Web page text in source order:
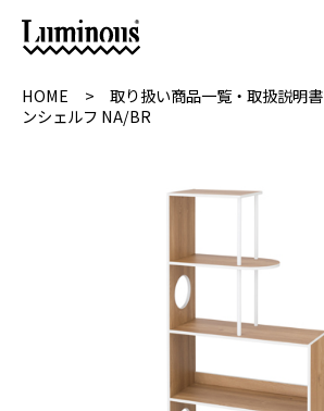
HOME 取り扱い商品一覧・取扱説明書
ンシェルフ NA/BR